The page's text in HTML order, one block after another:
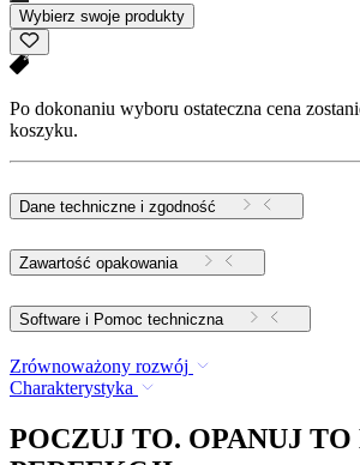
Wybierz swoje produkty
Po dokonaniu wyboru ostateczna cena
koszyku.
Dane techniczne i zgodność
Zawartość opakowania
Software i Pomoc techniczna
Zrównoważony rozwój
Charakterystyka
POCZUJ TO. OPANUJ TO